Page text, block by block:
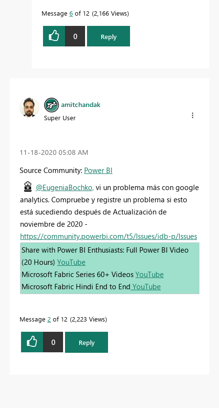
Message 6 of 12 2,166 Views
0 Reply
amitchandak
Super User
‎11-18-2020 05:08 AM
Source Community: Power BI
@EugeniaBochko, vi un problema más con google
analytics. Compruebe y registre un problema si esto
está sucediendo después de Actualización de
noviembre de 2020 -
https://community.powerbi.com/t5/Issues/idb-p/Issues
Share with Power BI Enthusiasts: Full Power BI Video
(20 Hours) YouTube
Microsoft Fabric Series 60+ Videos YouTube
Microsoft Fabric Hindi End to End YouTube
Message 2 of 12 2,223 Views
0 Reply